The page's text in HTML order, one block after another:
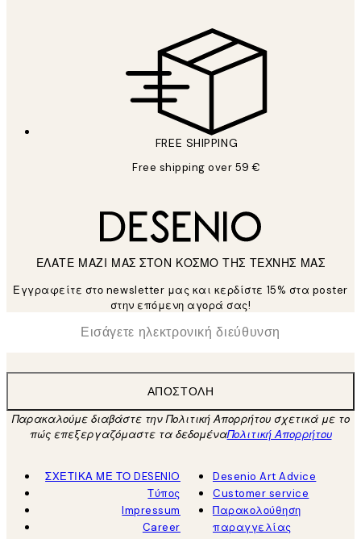
FREE SHIPPING
Free shipping over 59 €
ΕΛΑΤΕ ΜΑΖΙ ΜΑΣ ΣΤΟΝ ΚΟΣΜΟ ΤΗΣ ΤΕΧΝΗΣ ΜΑΣ
Εγγραφείτε στο newsletter μας και κερδίστε 15% στα poster
στην επόμενη αγορά σας!
Ηλεκτρονική Διεύθυνση
ΑΠΟΣΤΟΛΉ
Παρακαλούμε διαβάστε την Πολιτική Απορρήτου σχετικά με το
πώς επεξεργαζόμαστε τα δεδομέναΠολιτική Απορρήτου
ΣΧΕΤΙΚΑ ΜΕ ΤΟ DESENIO
Τύπος
Impressum
Career
Desenio Art Advice
Customer service
Παρακολούθηση
παραγγελίας